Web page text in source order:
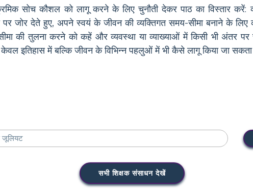
सोच कौशल को लागू करने के लिए चुनौती देकर पाठ का विस्तार करें:
जोर देते हुए, अपने स्वयं के जीवन की व्यक्तिगत समय-सीमा बनाने के
की तुलना करने को कहें और व्यवस्था या व्याख्याओं में किसी भी अंतर पर
इतिहास में बल्कि जीवन के विभिन्न पहलुओं में भी कैसे लागू किया जा
सभी शिक्षक संसाधन देखें